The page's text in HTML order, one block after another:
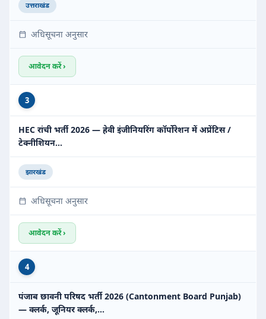
उत्तराखंड
अधिसूचना अनुसार
आवेदन करें ›
3
HEC रांची भर्ती 2026 — हेवी इंजीनियरिंग कॉर्पोरेशन में अप्रेंटिस /
टेक्नीशियन…
झारखंड
अधिसूचना अनुसार
आवेदन करें ›
4
पंजाब छावनी परिषद भर्ती 2026 (Cantonment Board Punjab)
— क्लर्क, जूनियर क्लर्क,…